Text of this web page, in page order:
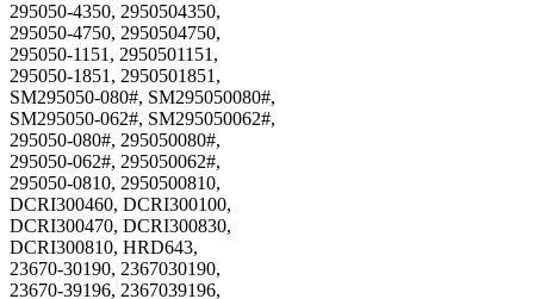
295050-4350, 2950504350,
295050-4750, 2950504750,
295050-1151, 2950501151,
295050-1851, 2950501851,
SM295050-080#, SM295050080#,
SM295050-062#, SM295050062#,
295050-080#, 295050080#,
295050-062#, 295050062#,
295050-0810, 2950500810,
DCRI300460, DCRI300100,
DCRI300470, DCRI300830,
DCRI300810, HRD643,
23670-30190, 2367030190,
23670-39196, 2367039196,